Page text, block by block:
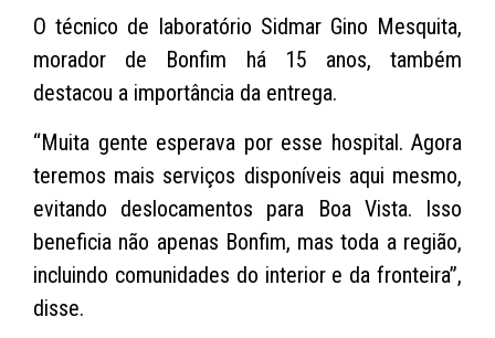
O técnico de laboratório Sidmar Gino Mesquita,
morador de Bonfim há 15 anos, também
destacou a importância da entrega.
“Muita gente esperava por esse hospital. Agora
teremos mais serviços disponíveis aqui mesmo,
evitando deslocamentos para Boa Vista. Isso
beneficia não apenas Bonfim, mas toda a região,
incluindo comunidades do interior e da fronteira”,
disse.